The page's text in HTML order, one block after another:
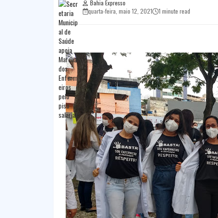
Bahia Expresso
quarta-feira, maio 12, 2021
1 minute read